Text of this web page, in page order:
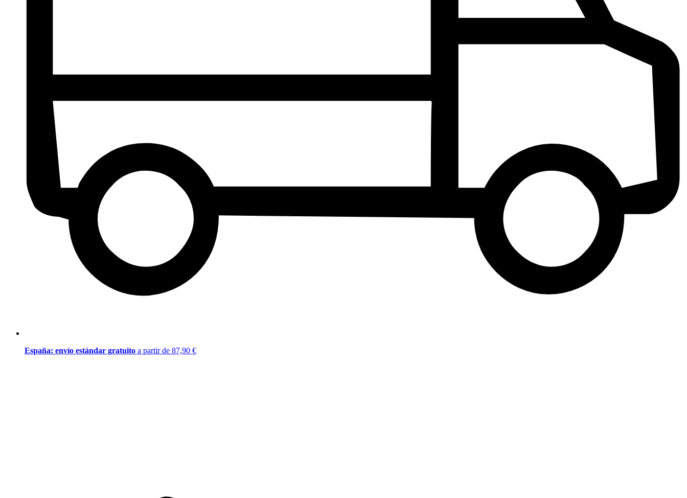
España: envío estándar gratuito a partir de 87,90 €